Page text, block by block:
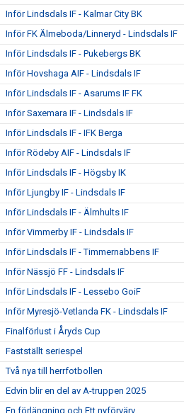
Inför Lindsdals IF - Kalmar City BK
Inför FK Älmeboda/Linneryd - Lindsdals IF
Inför Lindsdals IF - Pukebergs BK
Inför Hovshaga AIF - Lindsdals IF
Inför Lindsdals IF - Asarums IF FK
Inför Saxemara IF - Lindsdals IF
Inför Lindsdals IF - IFK Berga
Inför Rödeby AIF - Lindsdals IF
Inför Lindsdals IF - Högsby IK
Inför Ljungby IF - Lindsdals IF
Inför Lindsdals IF - Älmhults IF
Inför Vimmerby IF - Lindsdals IF
Inför Lindsdals IF - Timmernabbens IF
Inför Nässjö FF - Lindsdals IF
Inför Lindsdals IF - Lessebo GoiF
Inför Myresjö-Vetlanda FK - Lindsdals IF
Finalförlust i Åryds Cup
Fastställt seriespel
Två nya till herrfotbollen
Edvin blir en del av A-truppen 2025
En förlängning och Ett nyförvärv